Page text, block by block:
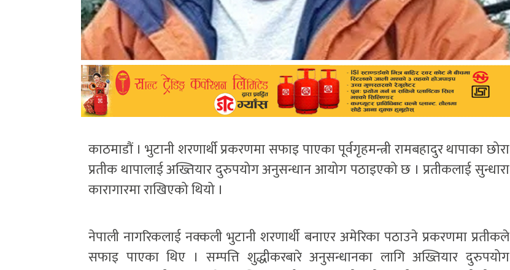
काठमाडौं । भुटानी शरणार्थी प्रकरणमा सफाइ पाएका पूर्वगृहमन्त्री रामबहादुर थापाका छोरा
प्रतीक थापालाई अख्तियार दुरुपयोग अनुसन्धान आयोग पठाइएको छ । प्रतीकलाई सुन्धारा
कारागारमा राखिएको थियो ।
नेपाली नागरिकलाई नक्कली भुटानी शरणार्थी बनाएर अमेरिका पठाउने प्रकरणमा प्रतीकले
सफाइ पाएका थिए । सम्पत्ति शुद्धीकरबारे अनुसन्धानका लागि अख्तियार दुरुपयोग